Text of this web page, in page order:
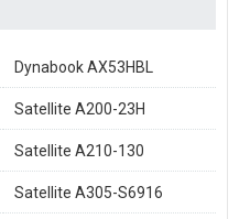
Dynabook AX53HBL
Satellite A200-23H
Satellite A210-130
Satellite A305-S6916